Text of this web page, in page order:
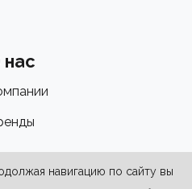
навигацию по сайту вы